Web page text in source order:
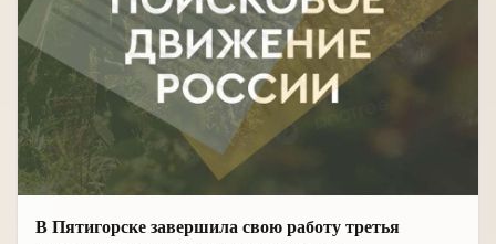
В Пятигорске завершила свою работу третья